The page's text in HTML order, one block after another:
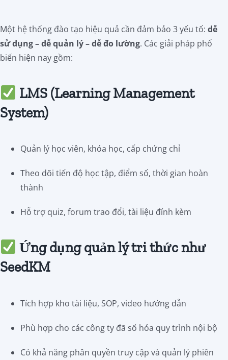
Một hệ thống đào tạo hiệu quả cần đảm bảo 3 yếu tố: dễ
sử dụng – dễ quản lý – dễ đo lường. Các giải pháp phổ
biến hiện nay gồm:
LMS (Learning Management
System)
Quản lý học viên, khóa học, cấp chứng chỉ
Theo dõi tiến độ học tập, điểm số, thời gian hoàn
thành
Hỗ trợ quiz, forum trao đổi, tài liệu đính kèm
Ứng dụng quản lý tri thức như
SeedKM
Tích hợp kho tài liệu, SOP, video hướng dẫn
Phù hợp cho các công ty đã số hóa quy trình nội bộ
Có khả năng phân quyền truy cập và quản lý phiên